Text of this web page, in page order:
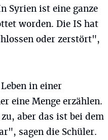
Syrien ist eine ganze
worden. Die IS hat
oder zerstört",
in einer
eine Menge erzählen.
aber das ist bei dem
sagen die Schüler.